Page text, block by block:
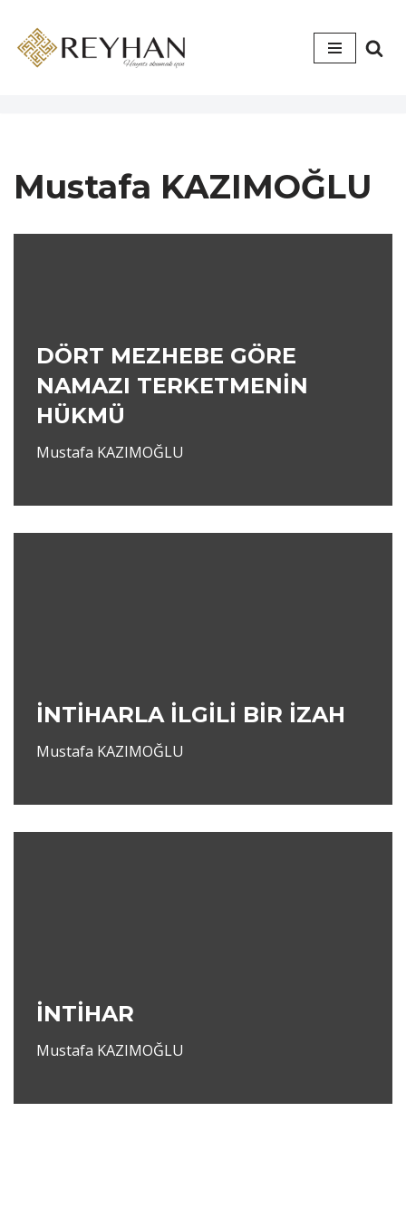
İçeriğe
Mustafa KAZIMOĞLU
DÖRT MEZHEBE GÖRE
NAMAZI TERKETMENİN
HÜKMÜ
Mustafa KAZIMOĞLU
İNTİHARLA İLGİLİ BİR İZAH
Mustafa KAZIMOĞLU
İNTİHAR
Mustafa KAZIMOĞLU